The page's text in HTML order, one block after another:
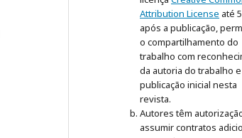
Attribution License até
após a publicação,
o compartilhamento do
trabalho com
da autoria do trabalho e
publicação inicial nesta
revista.
Autores têm
assumir contratos